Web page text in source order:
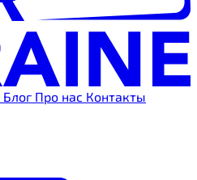
Блог Про нас Контакты